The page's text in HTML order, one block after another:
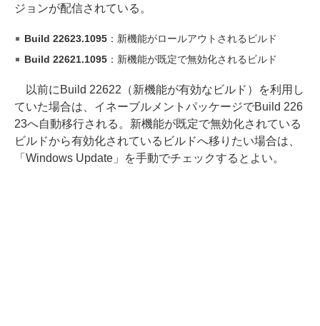
ジョンが配信されている。
Build 22623.1095：新機能がロールアウトされるビルド
Build 22621.1095：新機能が既定で無効化されるビルド
以前にBuild 22622（新機能が有効なビルド）を利用し
ていた場合は、イネーブルメントパッケージでBuild 226
23へ自動移行される。新機能が既定で無効化されている
ビルドから有効化されているビルドへ移りたい場合は、
「Windows Update」を手動でチェックするとよい。